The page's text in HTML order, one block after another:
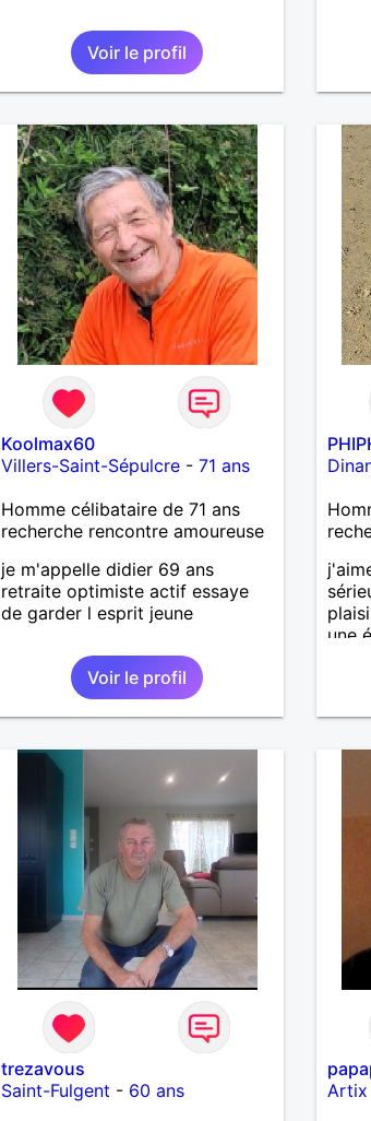
Voir le profil
Koolmax60
Villers-Saint-Sépulcre- 71 ans
Homme célibataire de 71 ans
recherche rencontre amoureuse
je m'appelle didier 69 ans
retraite optimiste actif essaye
de garder l esprit jeune
Voir le profil
une
trezavous
Saint-Fulgent - 60 ans
Artix